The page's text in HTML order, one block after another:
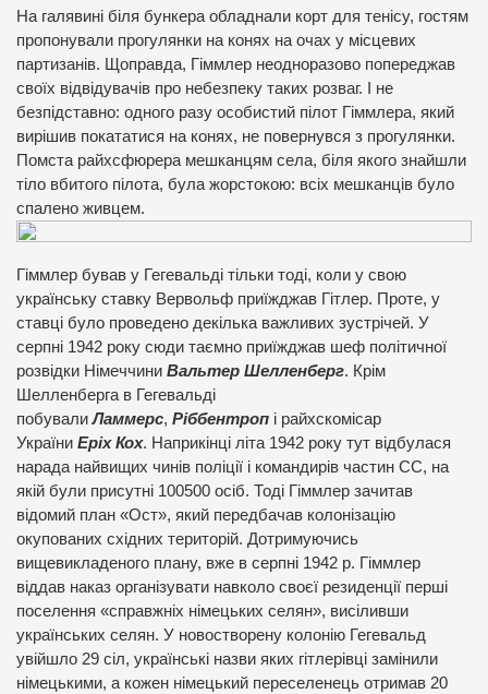
На галявині біля бункера обладнали корт для тенісу, гостям
пропонували прогулянки на конях на очах у місцевих
партизанів. Щоправда, Гіммлер неодноразово попереджав
своїх відвідувачів про небезпеку таких розваг. І не
безпідставно: одного разу особистий пілот Гіммлера, який
вирішив покататися на конях, не повернувся з прогулянки.
Помста райхсфюрера мешканцям села, біля якого знайшли
тіло вбитого пілота, була жорстокою: всіх мешканців було
спалено живцем.
Гіммлер бував у Гегевальді тільки тоді, коли у свою
українську ставку Вервольф приїжджав Гітлер. Проте, у
ставці було проведено декілька важливих зустрічей. У
серпні 1942 року сюди таємно приїжджав шеф політичної
розвідки Німеччини Вальтер Шелленберг. Крім
Шелленберга в Гегевальді
побувалиЛаммерс, Ріббентроп і райхскомісар
України Еріх Кох. Наприкінці літа 1942 року тут відбулася
нарада найвищих чинів поліції і командирів частин СС, на
якій були присутні 100500 осіб. Тоді Гіммлер зачитав
відомий план «Ост», який передбачав колонізацію
окупованих східних територій. Дотримуючись
вищевикладеного плану, вже в серпні 1942 р. Гіммлер
віддав наказ організувати навколо своєї резиденції перші
поселення «справжніх німецьких селян», висіливши
українських селян. У новостворену колонію Гегевальд
увійшло 29 сіл, українські назви яких гітлерівці замінили
німецькими, а кожен німецький переселенець отримав 20